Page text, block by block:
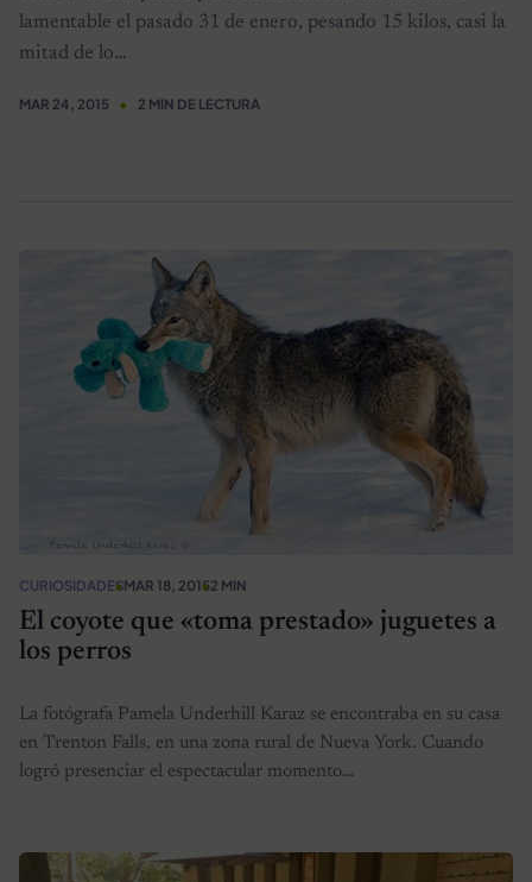
lamentable el pasado 31 de enero, pesando 15 kilos, casi la
mitad de lo…
MAR 24, 2015 2 MIN DE LECTURA
CURIOSIDADESMAR 18, 20152 MIN
El coyote que «toma prestado» juguetes a
los perros
La fotógrafa Pamela Underhill Karaz se encontraba en su casa
en Trenton Falls, en una zona rural de Nueva York. Cuando
logró presenciar el espectacular momento…